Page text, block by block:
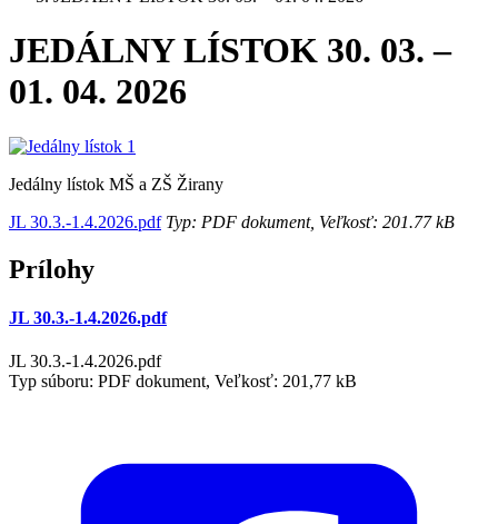
JEDÁLNY LÍSTOK 30. 03. –
01. 04. 2026
Jedálny lístok MŠ a ZŠ Žirany
JL 30.3.-1.4.2026.pdfTyp: PDF dokument, Veľkosť: 201.77 kB
Prílohy
JL 30.3.-1.4.2026.pdf
JL 30.3.-1.4.2026.pdf
Typ súboru: PDF dokument, Veľkosť: 201,77 kB